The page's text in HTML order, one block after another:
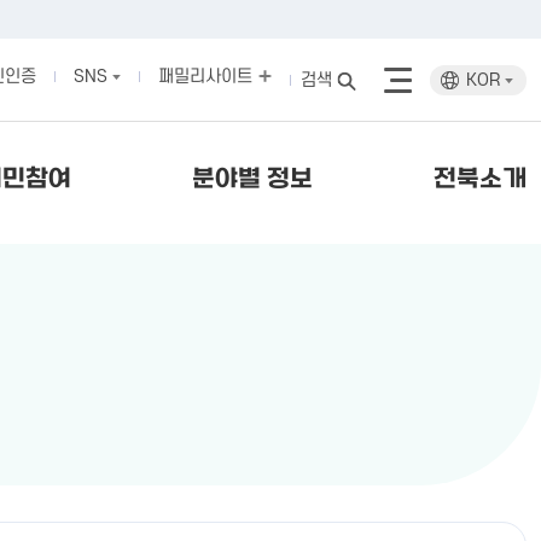
참여 분야별 정보 전북소개
인증 SNS 패밀리사이트 검색 KOR